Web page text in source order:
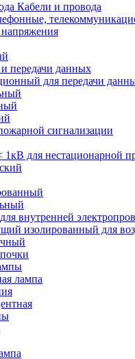
Кабели и провода
и передачи данных
для передачи
сигнализации
1кВ для нестационарной
внутренней
изолированный для
лампа